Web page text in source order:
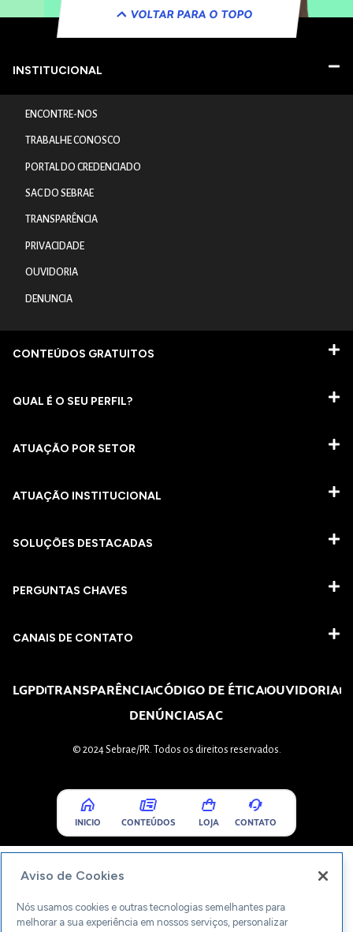
VOLTAR PARA O TOPO
INSTITUCIONAL
ENCONTRE-NOS
TRABALHE CONOSCO
PORTAL DO CREDENCIADO
SAC DO SEBRAE
TRANSPARÊNCIA
PRIVACIDADE
OUVIDORIA
DENUNCIA
CONTEÚDOS GRATUITOS
QUAL É O SEU PERFIL?
ATUAÇÃO POR SETOR
ATUAÇÃO INSTITUCIONAL
SOLUÇÕES DESTACADAS
PERGUNTAS CHAVES​
CANAIS DE CONTATO
LGPDTRANSPARÊNCIACÓDIGO DE ÉTICAOUVIDORIA
DENÚNCIASAC
© 2024 Sebrae/PR. Todos os direitos reservados.
INICIO CONTEÚDOS LOJA CONTATO
Aviso de Cookies
Nós usamos cookies e outras tecnologias semelhantes para
melhorar a sua experiência em nossos serviços, personalizar